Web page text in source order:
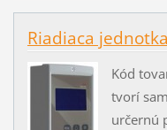
Riadiaca
Kód
tvorí
určernú